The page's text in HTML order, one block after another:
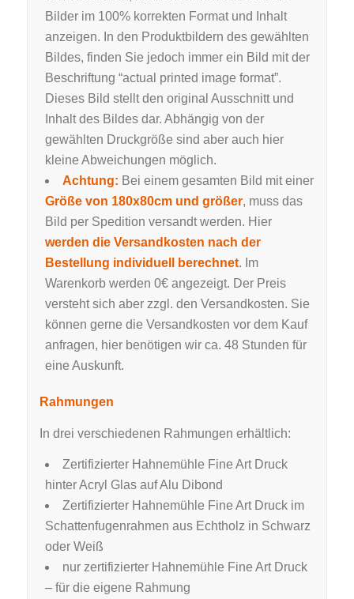
Bilder im 100% korrekten Format und Inhalt
anzeigen. In den Produktbildern des gewählten
Bildes, finden Sie jedoch immer ein Bild mit der
Beschriftung “actual printed image format”.
Dieses Bild stellt den original Ausschnitt und
Inhalt des Bildes dar. Abhängig von der
gewählten Druckgröße sind aber auch hier
kleine Abweichungen möglich.
Achtung: Bei einem gesamten Bild mit einer
Größe von 180x80cm und größer, muss das
Bild per Spedition versandt werden. Hier
werden die Versandkosten nach der
Bestellung individuell berechnet. Im
Warenkorb werden 0€ angezeigt. Der Preis
versteht sich aber zzgl. den Versandkosten. Sie
können gerne die Versandkosten vor dem Kauf
anfragen, hier benötigen wir ca. 48 Stunden für
eine Auskunft.
Rahmungen
In drei verschiedenen Rahmungen erhältlich:
Zertifizierter Hahnemühle Fine Art Druck
hinter Acryl Glas auf Alu Dibond
Zertifizierter Hahnemühle Fine Art Druck im
Schattenfugenrahmen aus Echtholz in Schwarz
oder Weiß
nur zertifizierter Hahnemühle Fine Art Druck
– für die eigene Rahmung